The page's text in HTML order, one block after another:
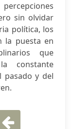
sin olvidar
política, los
la puesta en
que
constante
pasado y del